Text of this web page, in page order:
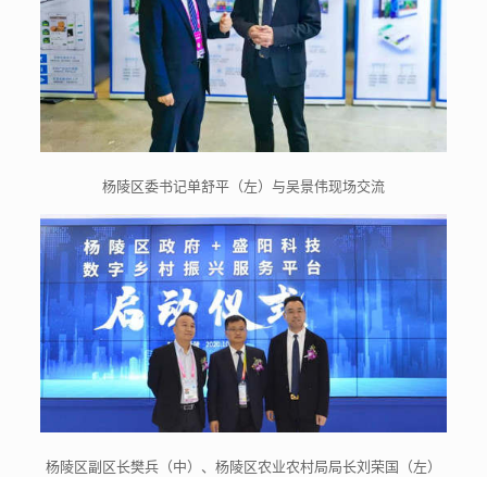
杨陵区委书记单舒平（左）与吴景伟现场交流
杨陵区副区长樊兵（中）、杨陵区农业农村局局长刘荣国（左）